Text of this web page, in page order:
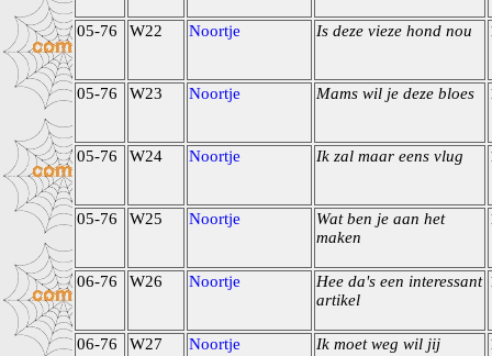
05-76 W22 Noortje Is deze vieze hond nou
05-76 W23 Noortje Mams wil je deze bloes
05-76 W24 Noortje Ik zal maar eens vlug
05-76 W25 Noortje
Wat ben je aan het
maken
06-76 W26 Noortje
Hee da's een interessant
artikel
06-76 W27 Noortje Ik moet weg wil jij